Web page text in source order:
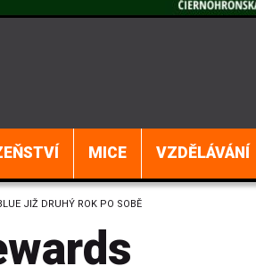
MICE VZDĚLÁVÁNÍ
JIŽ DRUHÝ ROK PO SOBĚ